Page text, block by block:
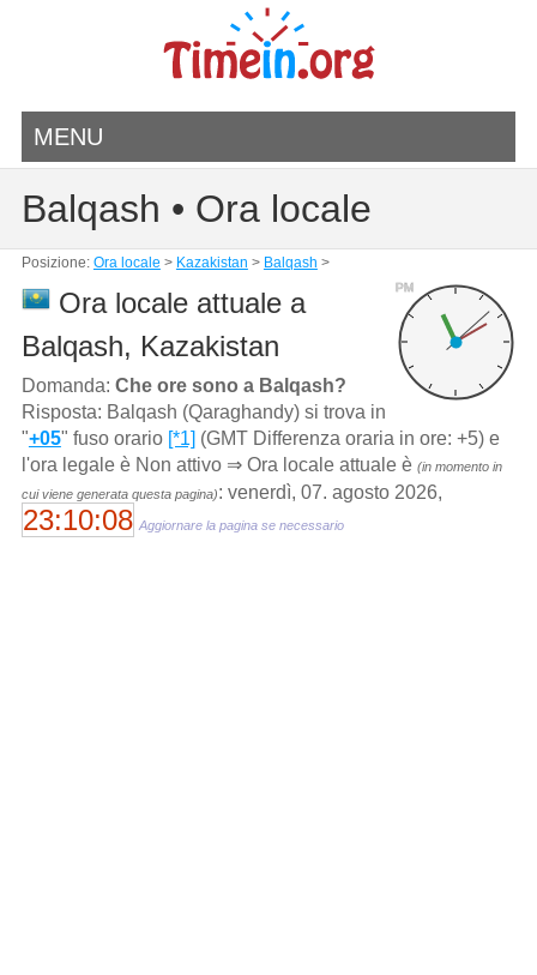
MENU
Balqash • Ora locale
Posizione: Ora locale > Kazakistan > Balqash >
PM
Ora locale attuale a
Balqash, Kazakistan
Domanda: Che ore sono a Balqash?
Risposta: Balqash (Qaraghandy) si trova in
"+05" fuso orario [*1] (GMT Differenza oraria in ore: +5) e
l'ora legale è Non attivo ⇒ Ora locale attuale è (in momento in
cui viene generata questa pagina): venerdì, 07. agosto 2026,
23:10:08 Aggiornare la pagina se necessario